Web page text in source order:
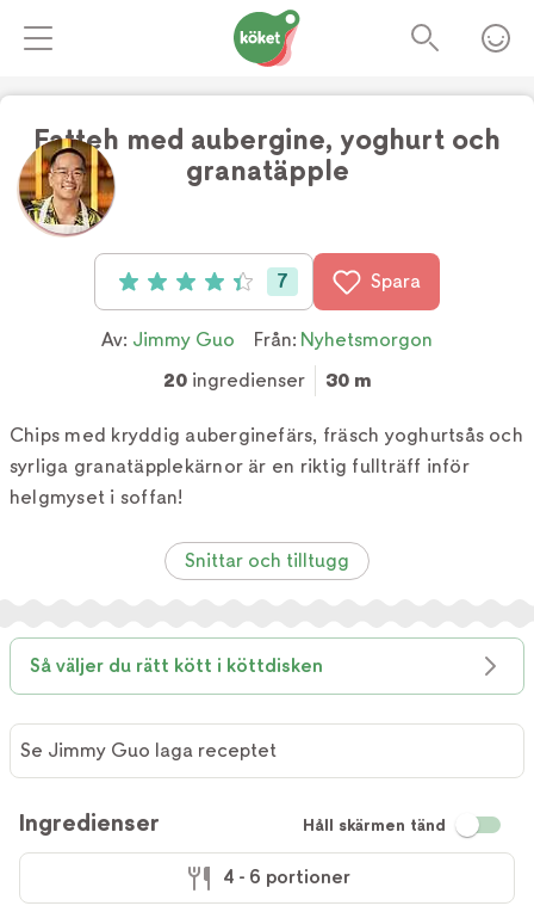
Fatteh med aubergine, yoghurt och
granatäpple
Betyg: 4.4 av 5 (7 röster)
7 Spara
Av: Jimmy Guo Från: Nyhetsmorgon
20 ingredienser 30 m
Chips med kryddig auberginefärs, fräsch yoghurtsås och
syrliga granatäpplekärnor är en riktig fullträff inför
helgmyset i soffan!
Snittar och tilltugg
Så väljer du rätt kött i köttdisken
Se Jimmy Guo laga receptet
Ingredienser Håll skärmen tänd
4 - 6 portioner